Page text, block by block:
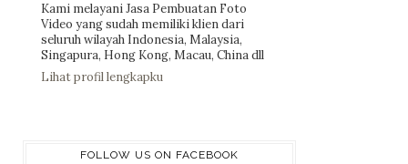
Kami melayani Jasa Pembuatan Foto
Video yang sudah memiliki klien dari
seluruh wilayah Indonesia, Malaysia,
Singapura, Hong Kong, Macau, China dll
Lihat profil lengkapku
FOLLOW US ON FACEBOOK